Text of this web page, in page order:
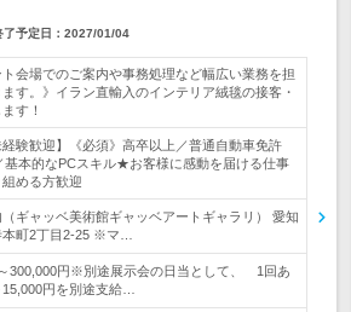
了予定日： 2027/01/04
ト会場でのご案内や事務処理など幅広い業務を担
す。》イラン直輸入のインテリア絨毯の接客・
す！
経験歓迎】《必須》高卒以上／普通自動車免許
基本的なPCスキル★お客様に感動を届ける仕事
める方歓迎
ギャッベ美術館ギャッベアートギャラリ） 愛知
本町2丁目2-25 ※マ…
300,000円※別途展示会の日当として、 1回あ
円を別途支給…